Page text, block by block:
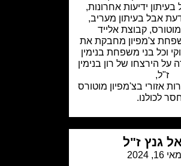
אחרונות,
בעיתון מעריב,
,קבוצת אלייד
מחבקת את
משפחת בנימין
של רון בנימין
בצ'מפיון מוטורס
ז"ל